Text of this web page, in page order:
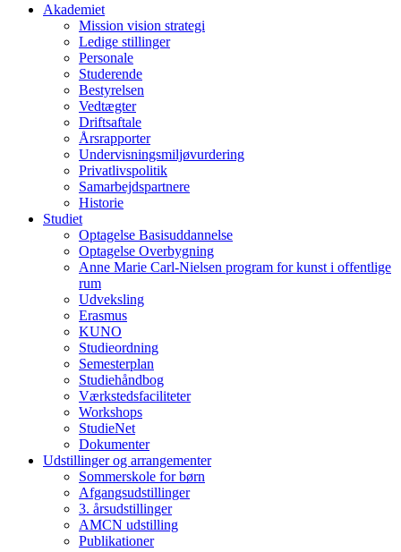
Akademiet
Mission vision strategi
Ledige stillinger
Personale
Studerende
Bestyrelsen
Vedtægter
Driftsaftale
Årsrapporter
Undervisningsmiljøvurdering
Privatlivspolitik
Samarbejdspartnere
Historie
Studiet
Optagelse Basisuddannelse
Optagelse Overbygning
Anne Marie Carl-Nielsen program for kunst i offentlige
rum
Udveksling
Erasmus
KUNO
Studieordning
Semesterplan
Studiehåndbog
Værkstedsfaciliteter
Workshops
StudieNet
Dokumenter
Udstillinger og arrangementer
Sommerskole for børn
Afgangsudstillinger
3. årsudstillinger
AMCN udstilling
Publikationer